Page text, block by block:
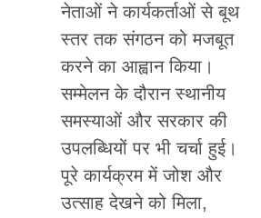
नेताओं ने कार्यकर्ताओं से बूथ
स्तर तक संगठन को मजबूत
करने का आह्वान किया।
सम्मेलन के दौरान स्थानीय
समस्याओं और सरकार की
उपलब्धियों पर भी चर्चा हुई।
पूरे कार्यक्रम में जोश और
उत्साह देखने को मिला,